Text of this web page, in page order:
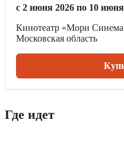
с 2 июня 2026 по 10
Кинотеатр «Мори
Московская область
Где идет